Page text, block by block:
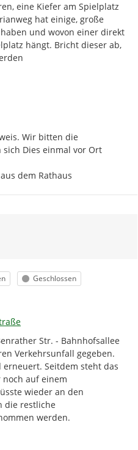
eine Kiefer am Spielplatz
hat einige, große
und wovon einer direkt
hängt. Bricht dieser ab,
Wir bitten die
Dies einmal vor Ort
dem Rathaus
Status
Geschlossen
Str. - Bahnhofsallee
Verkehrsunfall gegeben.
Seitdem steht das
noch auf einem
wieder an den
die restliche
werden.